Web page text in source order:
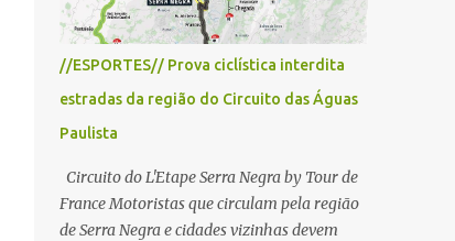
//ESPORTES// Prova ciclística interdita
estradas da região do Circuito das Águas
Paulista
Circuito do L'Etape Serra Negra by Tour de
France Motoristas que circulam pela região
de Serra Negra e cidades vizinhas devem